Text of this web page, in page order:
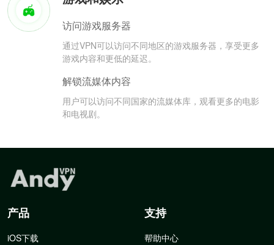
访问游戏服务器
通过VPN可以访问不同地区的游戏服务器，享受更多
游戏内容和更低的延迟。
解锁流媒体内容
用户可以访问不同国家的流媒体库，观看更多的电影
和电视剧。
产品
iOS下载
支持
帮助中心